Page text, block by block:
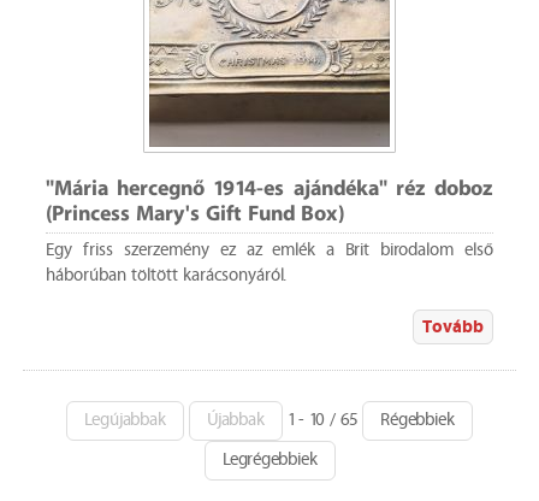
"Mária hercegnő 1914-es ajándéka" réz doboz
(Princess Mary's Gift Fund Box)
Egy friss szerzemény ez az emlék a Brit birodalom első
háborúban töltött karácsonyáról.
Tovább
Legújabbak Újabbak 1 - 10 / 65 Régebbiek
Legrégebbiek